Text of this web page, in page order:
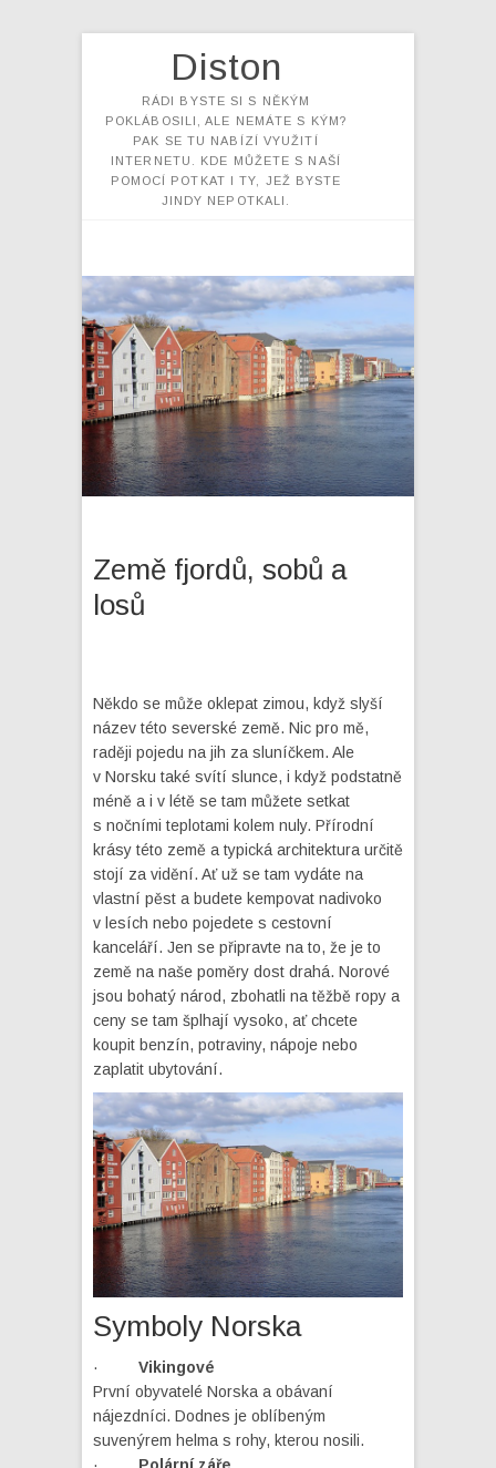
Diston
RÁDI BYSTE SI S NĚKÝM
POKLÁBOSILI, ALE NEMÁTE S KÝM?
PAK SE TU NABÍZÍ VYUŽITÍ
INTERNETU. KDE MŮŽETE S NAŠÍ
POMOCÍ POTKAT I TY, JEŽ BYSTE
JINDY NEPOTKALI.
Země fjordů, sobů a
losů
Někdo se může oklepat zimou, když slyší
název této severské země. Nic pro mě,
raději pojedu na jih za sluníčkem. Ale
v Norsku také svítí slunce, i když podstatně
méně a i v létě se tam můžete setkat
s nočními teplotami kolem nuly. Přírodní
krásy této země a typická architektura určitě
stojí za vidění. Ať už se tam vydáte na
vlastní pěst a budete kempovat nadivoko
v lesích nebo pojedete s cestovní
kanceláří. Jen se připravte na to, že je to
země na naše poměry dost drahá. Norové
jsou bohatý národ, zbohatli na těžbě ropy a
ceny se tam šplhají vysoko, ať chcete
koupit benzín, potraviny, nápoje nebo
zaplatit ubytování.
Symboly Norska
· Vikingové
První obyvatelé Norska a obávaní
nájezdníci. Dodnes je oblíbeným
suvenýrem helma s rohy, kterou nosili.